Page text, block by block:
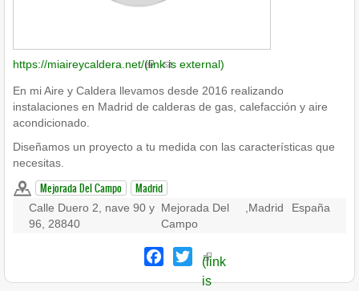
https://miaireycaldera.net/(link is external)
En mi Aire y Caldera llevamos desde 2016 realizando
instalaciones en Madrid de calderas de gas, calefacción y aire
acondicionado.
Diseñamos un proyecto a tu medida con las características que
necesitas.
Mejorada Del Campo Madrid
Calle Duero 2, nave 90 y
96, 28840
Mejorada Del
Campo
Madrid España
Facebook
Twitter
(link
is